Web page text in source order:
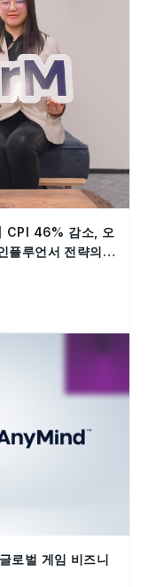
CPI 46% 감소, 오
플루언서 전략의
로벌 게임 비즈니